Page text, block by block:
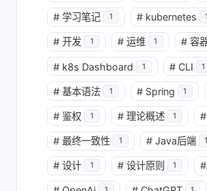
爱国学习平台(暂时关闭)LobeHub 智能AI
# 学习笔记 1 # kubernetes 1
# 开发 1 # 运维 1 # 容
# k8s Dashboard 1 # CLI 1
# 基本语法 1 # Spring 1
# 鉴权 1 # 理论概述 1 #
# 最终一致性 1 # Java后端 1
# 设计 1 # 设计原则 1 #